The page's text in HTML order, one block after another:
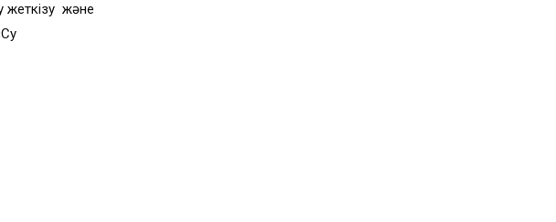
жеткізу және